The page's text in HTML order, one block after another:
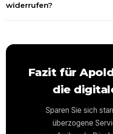
widerrufen?
Fazit für
die
Sparen Sie sich
überzogene